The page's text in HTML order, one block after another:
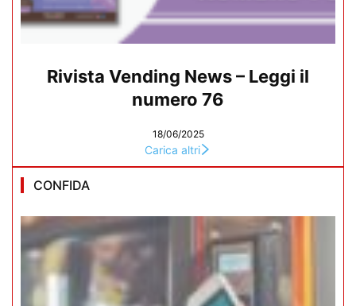
Rivista Vending News – Leggi il
numero 76
18/06/2025
Carica altri
CONFIDA